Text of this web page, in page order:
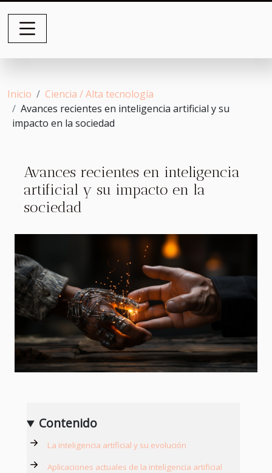
Inicio
Ciencia / Alta tecnología
Avances recientes en inteligencia artificial y su
impacto en la sociedad
Avances recientes en inteligencia
artificial y su impacto en la
sociedad
Contenido
La inteligencia artificial y su evolución
Aplicaciones actuales de la inteligencia artificial